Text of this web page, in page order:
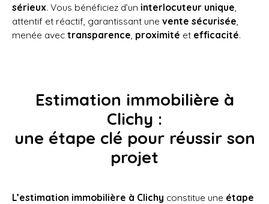
sérieux. Vous bénéficiez d’un interlocuteur unique
attentif et réactif, garantissant une vente sécurisée
menée avec transparence proximité et efficacité.
Estimation immobilière à
Clichy :
une étape clé pour réussir son
projet
L’estimation immobilière à Clichy constitue une étape